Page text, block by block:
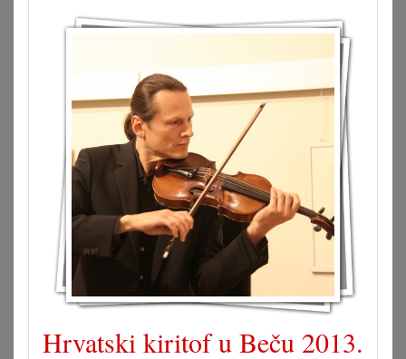
Hrvatski kiritof u Beču 2013.